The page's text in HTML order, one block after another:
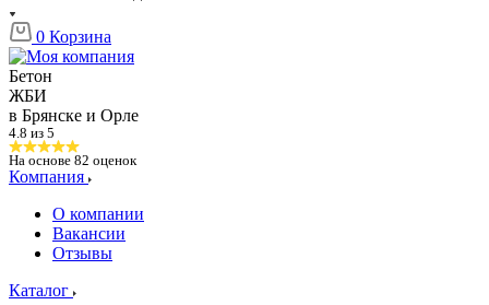
0 Корзина
Бетон
ЖБИ
в Брянске и Орле
4.8 из 5
На основе 82 оценок
Компания
О компании
Вакансии
Отзывы
Каталог